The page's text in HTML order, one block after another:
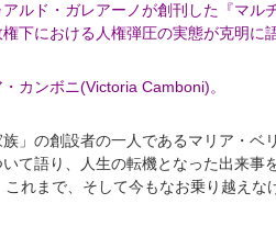
ルド・ガレアーノが創刊した『マル
下における人権弾圧の実態が克明に
カンボニ(Victoria Camboni)。
」の創設者の一人であるマリア・
て語り、人生の転機となった出来事
れまで、そして今もなお乗り越え